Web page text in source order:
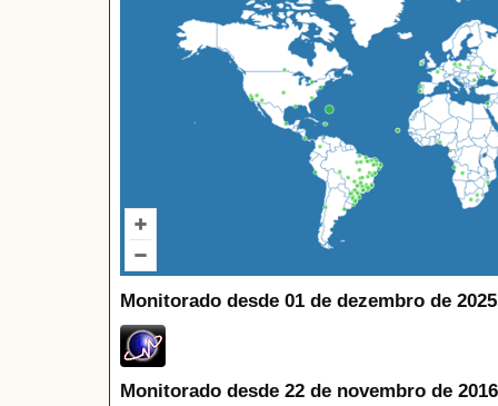
Monitorado desde 01 de dezembro de
Monitorado desde 22 de novembro de